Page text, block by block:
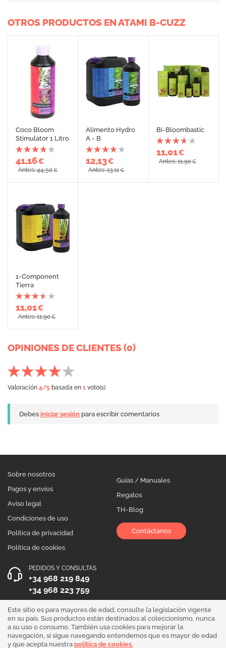
OTROS PRODUCTOS EN ATAMI B-CUZZ
Coco Bloom
Stimulator 1 Litro
41,16€
Antes: 44,50€
Alimento Hydro
A - B
12,13€
Antes: 13,11€
Bi-Bloombastic
11,01€
Antes: 11,90€
1-Component
Tierra
11,01€
Antes: 11,90€
OPINIONES DE CLIENTES (0)
Valoración 4/5 basada en 1 voto(s)
Debes iniciar sesión para escribir comentarios
Sobre nosotros
Pagos y envíos
Aviso legal
Condiciones de uso
Política de privacidad
Política de cookies
Guías / Manuales
Regalos
TH-Blog
Contáctanos
PEDIDOS Y CONSULTAS
+34 968 219 849
+34 968 223 759
HORARIO DE ATENCIÓN
Lunes a Viernes 10:00 - 19:00
¡Síguenos!
Este sitio es para mayores de edad, consulte la legislación vigente
en su país. Sus productos están destinados al coleccionismo, nunca
a su uso o consumo. También usa cookies para mejorar la
navegación, si sigue navegando entendemos que es mayor de edad
y que acepta nuestra política de cookies.